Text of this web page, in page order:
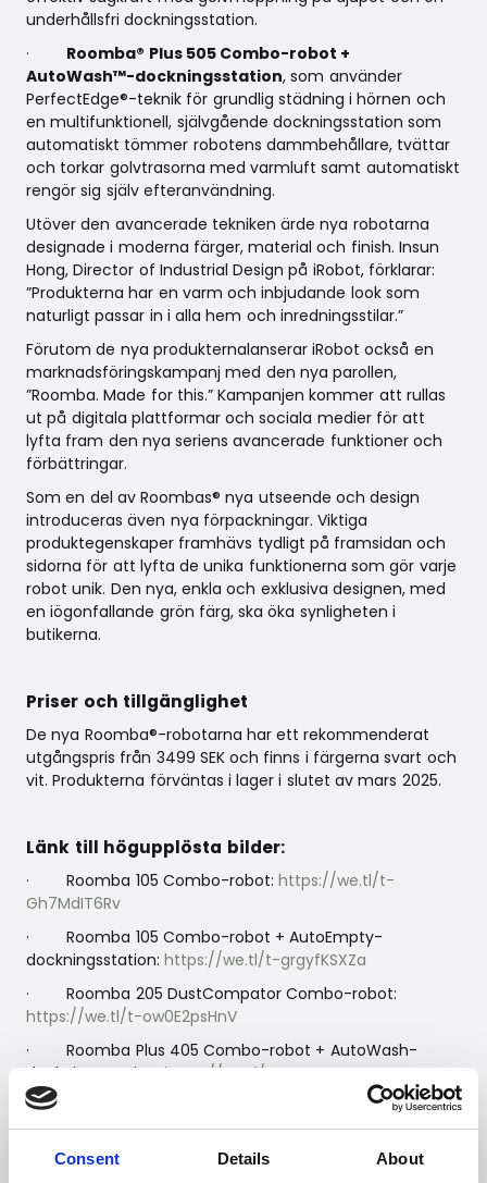
Consent Details About
underhållsfri dockningsstation.
· Roomba® Plus 505 Combo-robot +
AutoWash™-dockningsstation, som använder
PerfectEdge®-teknik för grundlig städning i hörnen och
en multifunktionell, självgående dockningsstation som
automatiskt tömmer robotens dammbehållare, tvättar
och torkar golvtrasorna med varmluft samt automatiskt
rengör sig själv efteranvändning.
Utöver den avancerade tekniken ärde nya robotarna
designade i moderna färger, material och finish. Insun
Hong, Director of Industrial Design på iRobot, förklarar:
”Produkterna har en varm och inbjudande look som
naturligt passar in i alla hem och inredningsstilar.”
Förutom de nya produkternalanserar iRobot också en
marknadsföringskampanj med den nya parollen,
”Roomba. Made for this.” Kampanjen kommer att rullas
ut på digitala plattformar och sociala medier för att
lyfta fram den nya seriens avancerade funktioner och
förbättringar.
Som en del av Roombas® nya utseende och design
introduceras även nya förpackningar. Viktiga
produktegenskaper framhävs tydligt på framsidan och
sidorna för att lyfta de unika funktionerna som gör varje
robot unik. Den nya, enkla och exklusiva designen, med
en iögonfallande grön färg, ska öka synligheten i
butikerna.
Priser och tillgänglighet
De nya Roomba®-robotarna har ett rekommenderat
utgångspris från 3499 SEK och finns i färgerna svart och
vit. Produkterna förväntas i lager i slutet av mars 2025.
Länk till högupplösta bilder:
· Roomba 105 Combo-robot:https://we.tl/t-
Gh7MdIT6Rv
· Roomba 105 Combo-robot + AutoEmpty-
dockningsstation:https://we.tl/t-grgyfKSXZa
· Roomba 205 DustCompator Combo-robot:
https://we.tl/t-ow0E2psHnV
· Roomba Plus 405 Combo-robot + AutoWash-
dockningsstation:https://we.tl/t-GNaNgyMaQr
· Roomba Plus 505 Combo-robot + AutoWash-
dockningsstation:https://we.tl/t-2IipZgVcVn